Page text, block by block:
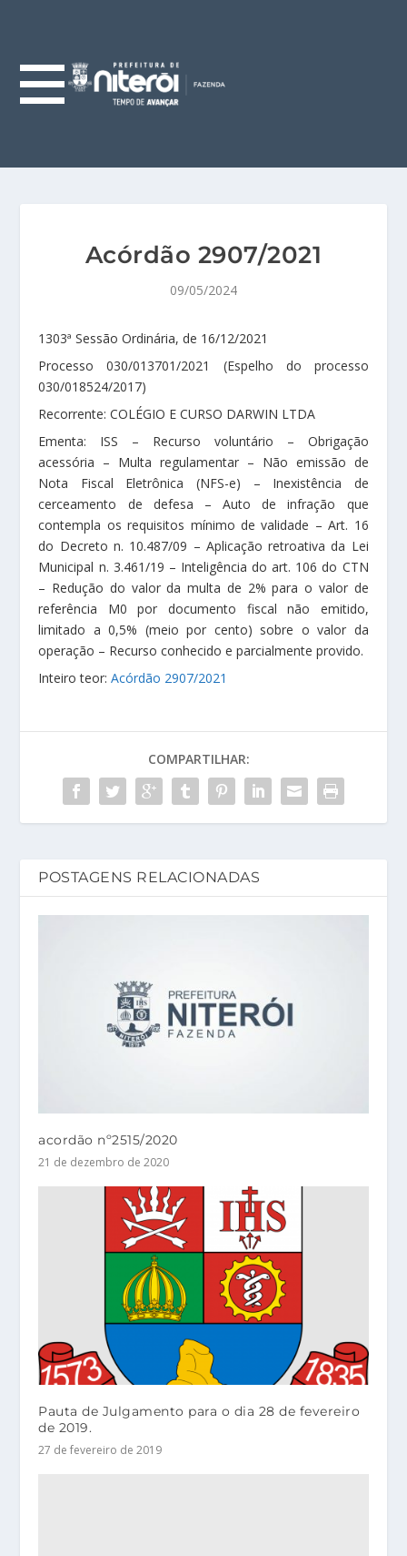
Acórdão 2907/2021
09/05/2024
1303ª Sessão Ordinária, de 16/12/2021
Processo 030/013701/2021 (Espelho do processo
030/018524/2017)
Recorrente: COLÉGIO E CURSO DARWIN LTDA
Ementa: ISS – Recurso voluntário – Obrigação
acessória – Multa regulamentar – Não emissão de
Nota Fiscal Eletrônica (NFS-e) – Inexistência de
cerceamento de defesa – Auto de infração que
contempla os requisitos mínimo de validade – Art. 16
do Decreto n. 10.487/09 – Aplicação retroativa da Lei
Municipal n. 3.461/19 – Inteligência do art. 106 do CTN
– Redução do valor da multa de 2% para o valor de
referência M0 por documento fiscal não emitido,
limitado a 0,5% (meio por cento) sobre o valor da
operação – Recurso conhecido e parcialmente provido.
Inteiro teor:Acórdão 2907/2021
COMPARTILHAR:
POSTAGENS RELACIONADAS
acordão nº2515/2020
21 de dezembro de 2020
Pauta de Julgamento para o dia 28 de fevereiro
de 2019.
27 de fevereiro de 2019